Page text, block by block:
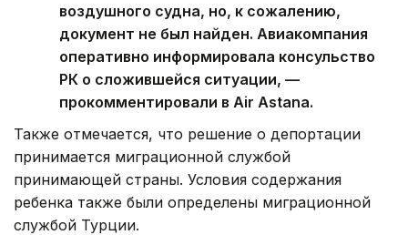
воздушного судна, но, к сожалению,
документ не был найден. Авиакомпания
оперативно информировала консульство
РК о сложившейся ситуации, —
прокомментировали в Air Astana.
Также отмечается, что решение о депортации
принимается миграционной службой
принимающей страны. Условия содержания
ребенка также были определены миграционной
службой Турции.